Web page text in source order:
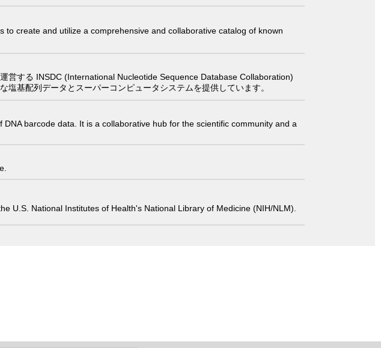
create and utilize a comprehensive and collaborative catalog of known
営する INSDC (International Nucleotide Sequence Database Collaboration)
基配列データとスーパーコンピュータシステムを提供しています。
barcode data. It is a collaborative hub for the scientific community and a
U.S. National Institutes of Health's National Library of Medicine (NIH/NLM).